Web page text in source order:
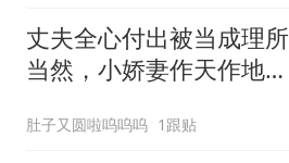
丈夫全心付出被当成理所
当然，小娇妻作天作地，
肚子又圆啦呜呜呜 1跟贴